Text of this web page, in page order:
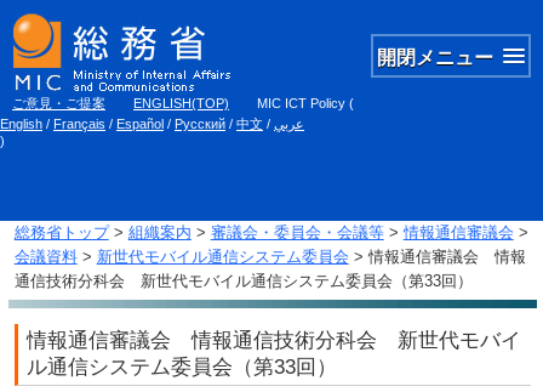
開閉メニュー
ご意見・ご提案 ENGLISH(TOP) MIC ICT Policy (
English / Français / Español / Русский / 中文 / عربي
)
総務省トップ> 組織案内 > 審議会・委員会・会議等>情報通信審議会 >
会議資料> 新世代モバイル通信システム委員会 > 情報通信審議会 情報
通信技術分科会 新世代モバイル通信システム委員会（第33回）
情報通信審議会 情報通信技術分科会 新世代モバイ
ル通信システム委員会（第33回）